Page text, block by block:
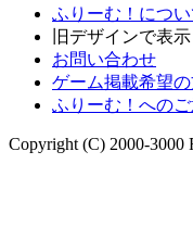
ふりーむ！につい
旧デザインで表示
お問い合わせ
ゲーム掲載希望
ふりーむ！への
Copyright (C) 2000-3000